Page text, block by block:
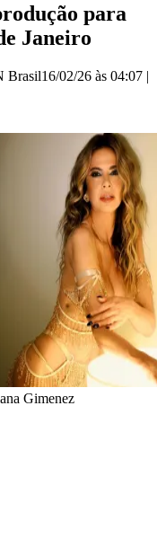
para
Janeiro
Brasil16/02/26 às 04:07 |
Gimenez